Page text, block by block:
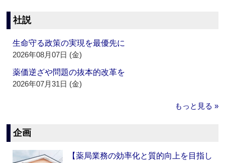
社説
生命守る政策の実現を最優先に
2026年08月07日 (金)
薬価逆ざや問題の抜本的改革を
2026年07月31日 (金)
もっと見る »
企画
【薬局業務の効率化と質的向上を目指し